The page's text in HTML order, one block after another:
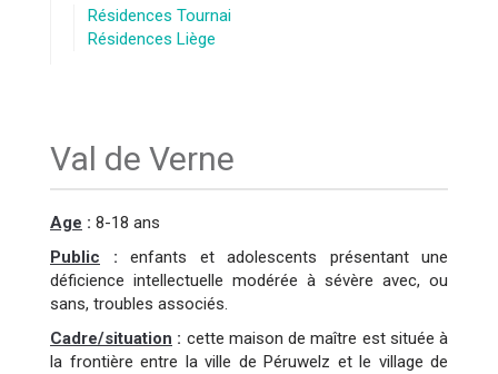
Résidences Tournai
Résidences Liège
Val de Verne
Age : 8-18 ans
Public
: enfants et adolescents présentant une
déficience intellectuelle modérée à sévère avec, ou
sans, troubles associés.
Cadre/situation : cette maison de maître est située à
la frontière entre la ville de Péruwelz et le village de